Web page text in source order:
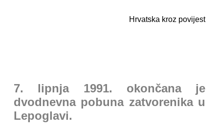
Hrvatska kroz povijest
7. lipnja 1991. okončana je
dvodnevna pobuna zatvorenika u
Lepoglavi.